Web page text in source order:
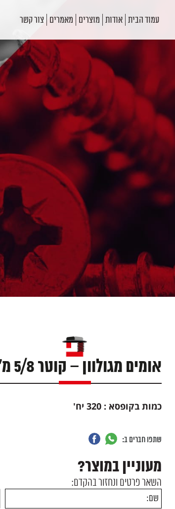
עמוד הבית אודות מוצרים מאמרים צור קשר
אומים מגולוון – קוטר 5/8 מ"מ
כמות בקופסא : 320 יח '
שתפו חברים ב:
מעוניין במוצר?
השאר פרטים ונחזור בהקדם: